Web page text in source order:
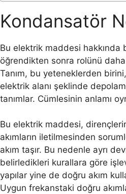
Kondansatör
Bu elektrik maddesi hakkında
öğrendikten sonra rolünü
Tanım, bu yeteneklerden
elektrik alanı şeklinde
tanımlar. Cümlesinin anlamı
Bu elektrik maddesi,
akımların iletilmesinden
akım taşır. Bu nedenle ayrı
belirledikleri kurallara göre
yapılar yine de doğru akım
Uygun frekanstaki doğru